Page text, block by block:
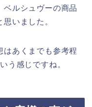
ベルシュヴーの商品
いました。
はあくまでも参考程
う感じですね。